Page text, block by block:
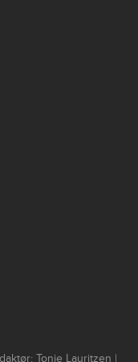
Tonje Lauritzen |